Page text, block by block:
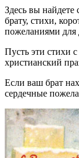
Здесь вы найдете
брату, стихи,
пожеланиями для
Пусть эти стихи
христианский
Если ваш брат
сердечные